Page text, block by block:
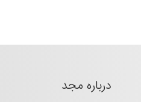
درباره مجد